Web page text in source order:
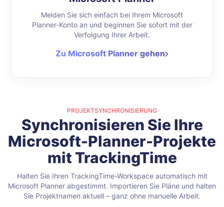
Melden Sie sich einfach bei Ihrem Microsoft
Planner-Konto an und beginnen Sie sofort mit der
Verfolgung Ihrer Arbeit.
Zu Microsoft Planner gehen
PROJEKTSYNCHRONISIERUNG
Synchronisieren Sie Ihre
Microsoft-Planner-Projekte
mit TrackingTime
Halten Sie Ihren TrackingTime-Workspace automatisch mit
Microsoft Planner abgestimmt. Importieren Sie Pläne und halten
Sie Projektnamen aktuell – ganz ohne manuelle Arbeit.